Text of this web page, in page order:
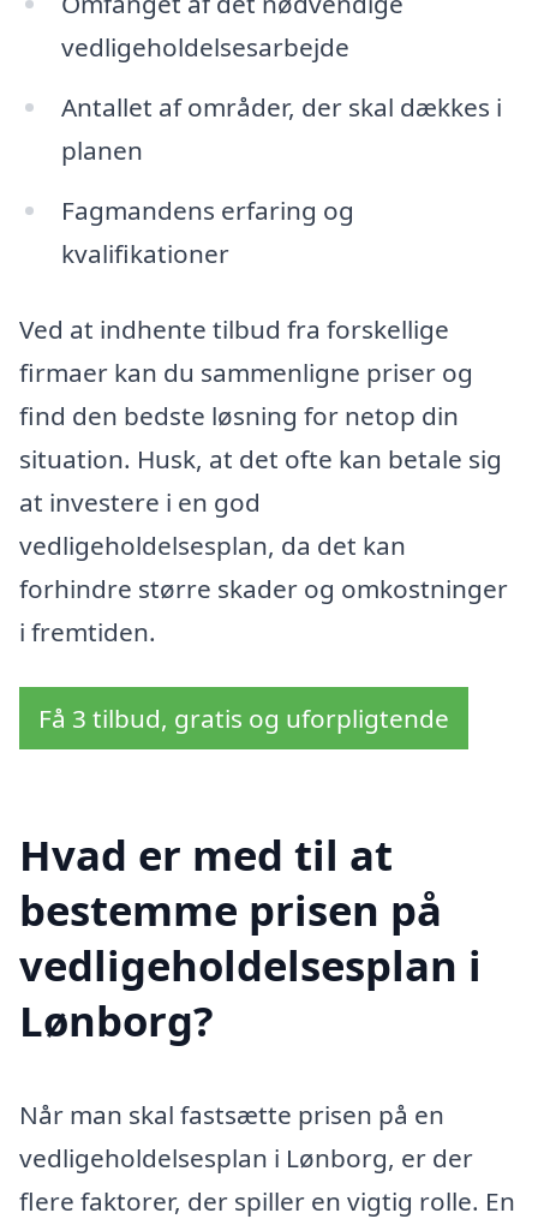
vedligeholdelsesarbejde
Antallet af områder, der skal dækkes i
planen
Fagmandens erfaring og
kvalifikationer
Ved at indhente tilbud fra forskellige
firmaer kan du sammenligne priser og
find den bedste løsning for netop din
situation. Husk, at det ofte kan betale sig
at investere i en god
vedligeholdelsesplan, da det kan
forhindre større skader og omkostninger
i fremtiden.
Få 3 tilbud, gratis og uforpligtende
Hvad er med til at
bestemme prisen på
vedligeholdelsesplan i
Lønborg?
Når man skal fastsætte prisen på en
vedligeholdelsesplan i Lønborg, er der
flere faktorer, der spiller en vigtig rolle. En